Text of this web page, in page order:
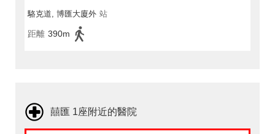
駱克道, 博匯大廈外 站
距離 390m
囍匯 1座附近的醫院